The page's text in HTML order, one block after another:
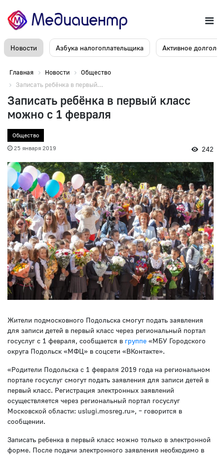
Новости Азбука налогоплательщика Активное
Главная Новости
Общество
Записать ребёнка в первый...
Записать ребёнка в первый класс
можно с 1 февраля
Общество
25 января 2019
242
Жители подмосковного Подольска смогут подать заявления
для записи детей в первый класс через региональный портал
госуслуг с 1 февраля, сообщается в группе «МБУ Городского
округа Подольск «МФЦ» в соцсети «ВКонтакте».
«Родители Подольска с 1 февраля 2019 года на региональном
портале госуслуг смогут подать заявления для записи детей в
первый класс. Регистрация электронных заявлений
осуществляется через региональный портал госуслуг
Московской области: uslugi.mosreg.ru», – говорится в
сообщении.
Записать ребенка в первый класс можно только в электронной
форме. После подачи электронного заявления необходимо в